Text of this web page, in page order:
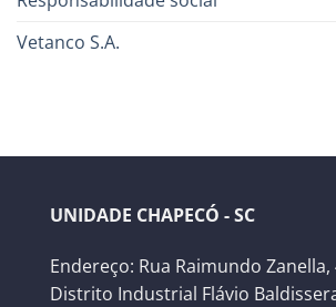
Vetanco S.A.
UNIDADE CHAPECÓ - SC
Endereço: Rua Raimundo Zanella,
Distrito Industrial Flávio